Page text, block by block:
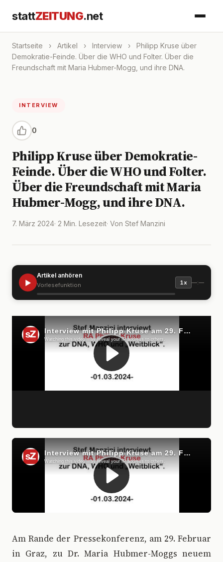
stattZEITUNG.net
Startseite › Artikel › Interview ›
Philipp Kruse über
Demokratie-Feinde. Über die WHO und Folter. Über die
Freundschaft mit Maria Hubmer-Mogg, und ihre DNA.
INTERVIEW
0
Philipp Kruse über Demokratie-
Feinde. Über die WHO und Folter.
Über die Freundschaft mit Maria
Hubmer-Mogg, und ihre DNA.
7. März 2024· 2 Min. Lesezeit· Von Stef Manzini
▶
Artikel anhören
Vorlesefunktion 1x —:—
Am Rande der Pressekonferenz, am 29. Februar
in Graz, zu Dr. Maria Hubmer-Moggs neuem